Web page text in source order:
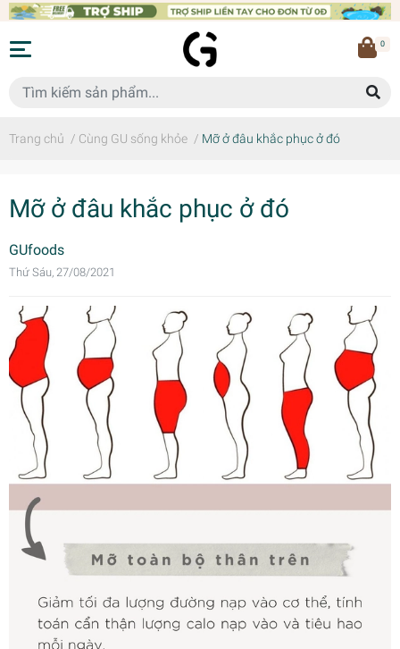
0
Trang chủ / Cùng GU sống khỏe / Mỡ ở đâu khắc phục ở đó
Mỡ ở đâu khắc phục ở đó
GUfoods
Thứ Sáu, 27/08/2021